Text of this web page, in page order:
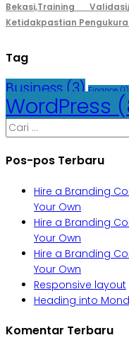
Bekasi,Training
Ketidakpastian
Tag
Business (3) Finance (1)
WordPress
Cari
untuk:
Pos-pos Terbaru
Hire a Branding
Your Own
Hire a Branding
Your Own
Hire a Branding
Your Own
Responsive layout
Heading into
Komentar Terbaru